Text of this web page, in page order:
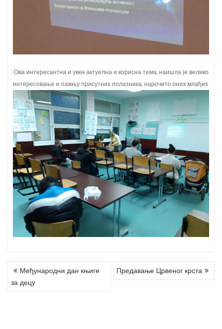
Ова интересантна и увек актуелна и корисна тема, наишла је велико
интересовање и пажњу присутних полазника, нарочито оних млађих.
O
Међународни дан књиге
за децу
Предавање Црвеног крста